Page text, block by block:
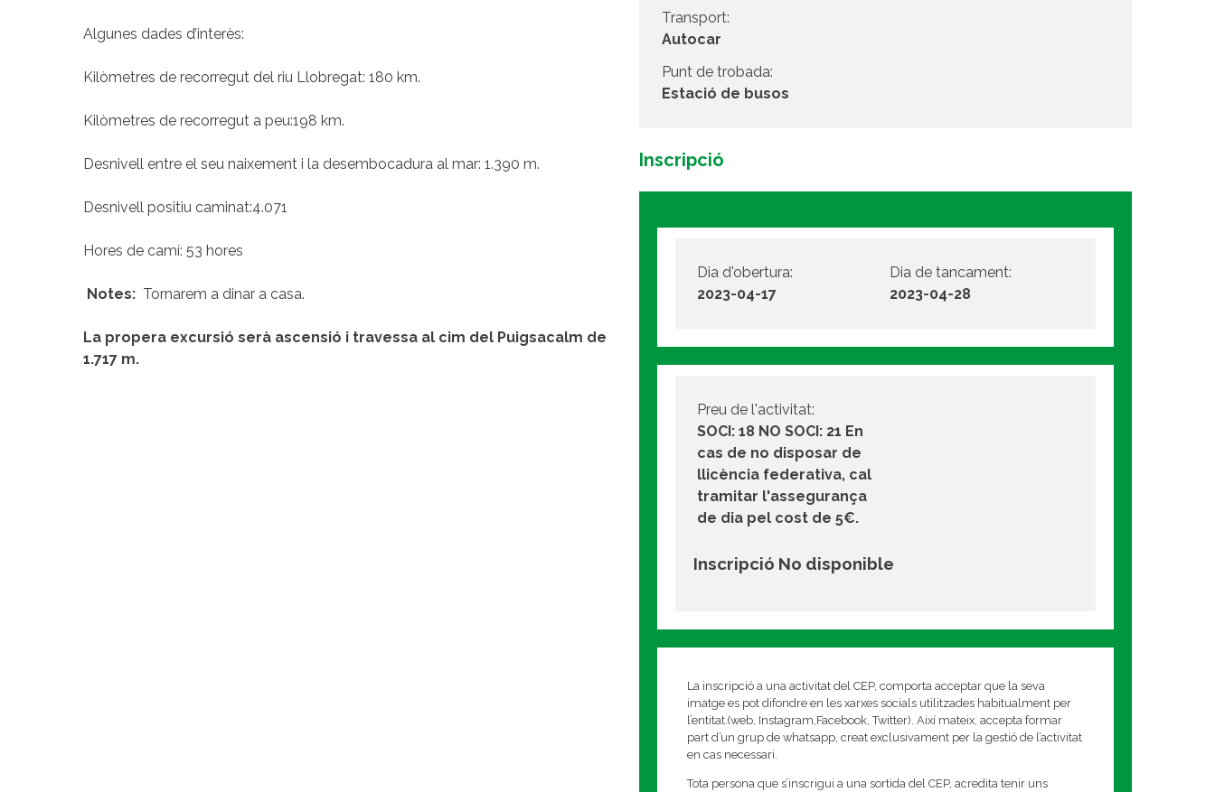
Algunes dades d’interès:
Kilòmetres de recorregut del riu Llobregat: 180 km.
Kilòmetres de recorregut a peu:198 km.
Desnivell entre el seu naixement i la desembocadura al mar: 1.390 m.
Desnivell positiu caminat:4.071
Hores de camí: 53 hores
Notes: Tornarem a dinar a casa.
La propera excursió serà ascensió i travessa al cim del Puigsacalm de
1.717 m.
Transport:
Autocar
Punt de trobada:
Estació de busos
Inscripció
Dia d'obertura:
2023-04-17
Dia de tancament:
2023-04-28
Preu de l'activitat:
SOCI: 18 NO SOCI: 21 En
cas de no disposar de
llicència federativa, cal
tramitar l'assegurança
de dia pel cost de 5€.
Inscripció No disponible
La inscripció a una activitat del CEP, comporta acceptar que la seva
imatge es pot difondre en les xarxes socials utilitzades habitualment per
l’entitat.(web, Instagram,Facebook, Twitter). Així mateix, accepta formar
part d’un grup de whatsapp, creat exclusivament per la gestió de l’activitat
en cas necessari.
Tota persona que s’inscrigui a una sortida del CEP, acredita tenir uns